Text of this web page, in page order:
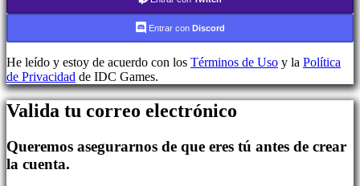
mi
contraseña
Cambiar
idioma
AR
BS
Entrar con Discord
He leído y estoy de acuerdo con los Términos de Uso y la Política
de Privacidad de IDC Games.
Valida tu correo electrónico
Queremos asegurarnos de que eres tú antes de crear
la cuenta.